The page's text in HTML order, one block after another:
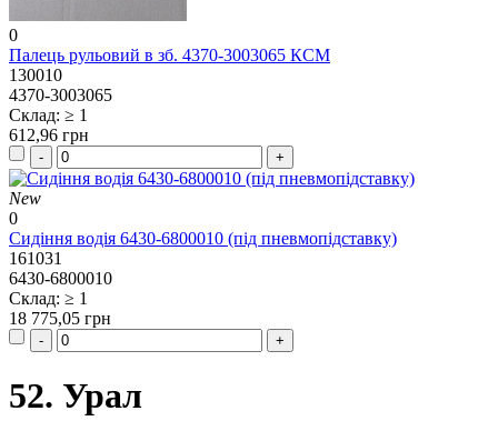
0
Палець рульовий в зб. 4370-3003065 КСМ
130010
4370-3003065
Склад: ≥ 1
612,96 грн
New
0
Сидіння водія 6430-6800010 (під пневмопідставку)
161031
6430-6800010
Склад: ≥ 1
18 775,05 грн
52. Урал